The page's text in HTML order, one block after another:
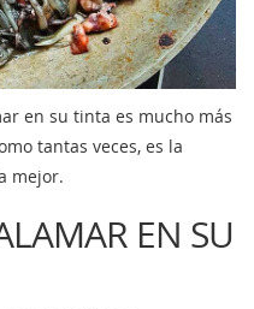
en su tinta es mucho más
tantas veces, es la
mejor.
EN SU